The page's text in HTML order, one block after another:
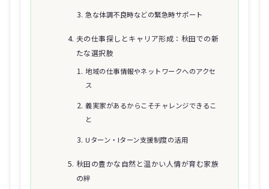
急な体調不良時などの緊急時サポート
夫の仕事探しとキャリア形成：秋田での新
たな選択肢
地域の仕事情報やネットワークへのアクセ
ス
義実家があるからこそチャレンジできるこ
と
Uターン・Iターン支援制度の活用
秋田の豊かな自然と温かい人情が育む家族
の絆